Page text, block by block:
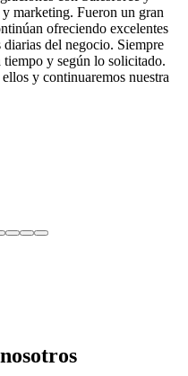
y marketing. Fueron un gran
ofreciendo excelentes
del negocio. Siempre
y según lo solicitado.
y continuaremos nuestra